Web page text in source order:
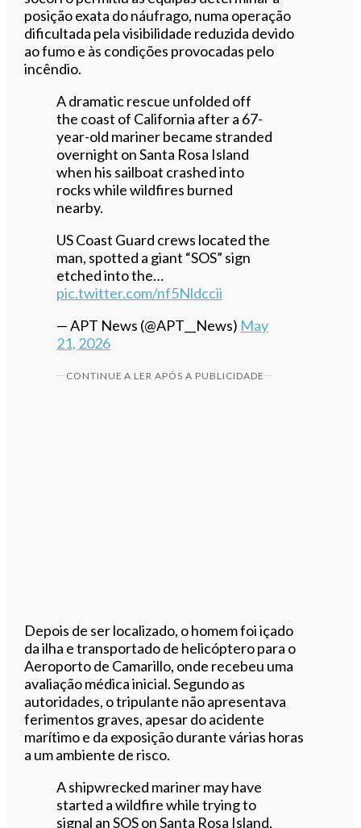
posição exata do náufrago, numa operação
dificultada pela visibilidade reduzida devido
ao fumo e às condições provocadas pelo
incêndio.
A dramatic rescue unfolded off
the coast of California after a 67-
year-old mariner became stranded
overnight on Santa Rosa Island
when his sailboat crashed into
rocks while wildfires burned
nearby.
US Coast Guard crews located the
man, spotted a giant “SOS” sign
etched into the…
pic.twitter.com/nf5Nldccii
— APT News (@APT__News) May
21, 2026
CONTINUE A LER APÓS A PUBLICIDADE
Depois de ser localizado, o homem foi içado
da ilha e transportado de helicóptero para o
Aeroporto de Camarillo, onde recebeu uma
avaliação médica inicial. Segundo as
autoridades, o tripulante não apresentava
ferimentos graves, apesar do acidente
marítimo e da exposição durante várias horas
a um ambiente de risco.
A shipwrecked mariner may have
started a wildfire while trying to
signal an SOS on Santa Rosa Island,